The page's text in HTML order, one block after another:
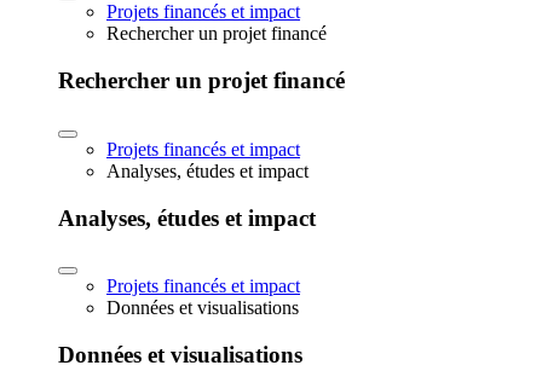
Projets financés et impact
Rechercher un projet financé
Rechercher un projet financé
Projets financés et impact
Analyses, études et impact
Analyses, études et impact
Projets financés et impact
Données et visualisations
Données et visualisations